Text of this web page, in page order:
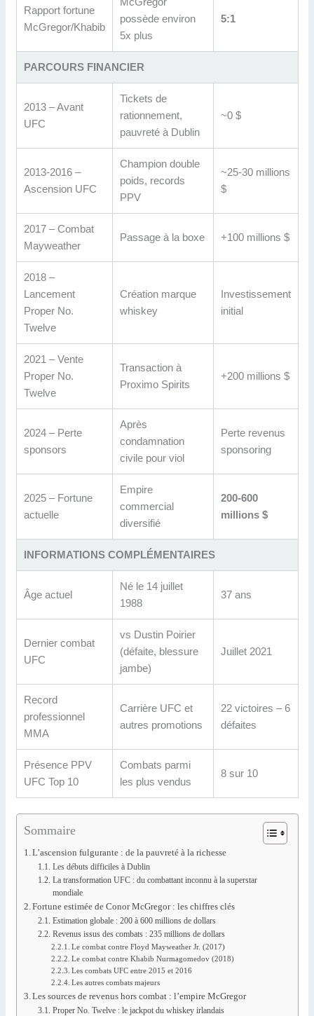
Rapport fortune
McGregor/Khabib
possède environ
5x plus
5:1
PARCOURS FINANCIER
2013 – Avant
UFC
Tickets de
rationnement,
pauvreté à Dublin
~0 $
2013-2016 –
Ascension UFC
Champion double
poids, records
PPV
~25-30 millions
$
2017 – Combat
Mayweather
Passage à la boxe +100 millions $
2018 –
Lancement
Proper No.
Twelve
Création marque
whiskey
Investissement
initial
2021 – Vente
Proper No.
Twelve
Transaction à
Proximo Spirits
+200 millions $
2024 – Perte
sponsors
Après
condamnation
civile pour viol
Perte revenus
sponsoring
2025 – Fortune
actuelle
Empire
commercial
diversifié
200-600
millions $
INFORMATIONS COMPLÉMENTAIRES
Âge actuel
Né le 14 juillet
1988
37 ans
Dernier combat
UFC
vs Dustin Poirier
(défaite, blessure
jambe)
Juillet 2021
Record
professionnel
MMA
Carrière UFC et
autres promotions
22 victoires – 6
défaites
Présence PPV
UFC Top 10
Combats parmi
les plus vendus
8 sur 10
Sommaire
L’ascension fulgurante : de la pauvreté à la richesse
Les débuts difficiles à Dublin
La transformation UFC : du combattant inconnu à la superstar
mondiale
Fortune estimée de Conor McGregor : les chiffres clés
Estimation globale : 200 à 600 millions de dollars
Revenus issus des combats : 235 millions de dollars
Le combat contre Floyd Mayweather Jr. (2017)
Le combat contre Khabib Nurmagomedov (2018)
Les combats UFC entre 2015 et 2016
Les autres combats majeurs
Les sources de revenus hors combat : l’empire McGregor
Proper No. Twelve : le jackpot du whiskey irlandais